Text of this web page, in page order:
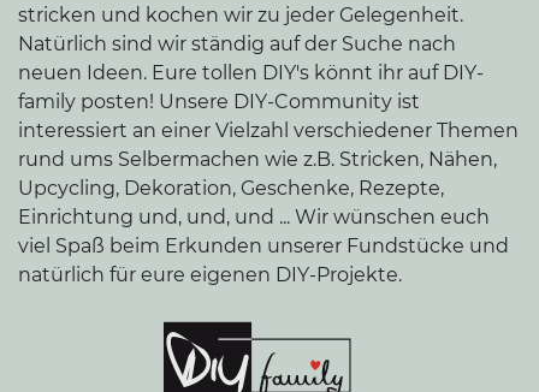
stricken und kochen wir zu jeder Gelegenheit.
Natürlich sind wir ständig auf der Suche nach
neuen Ideen. Eure tollen DIY's könnt ihr auf DIY-
family posten! Unsere DIY-Community ist
interessiert an einer Vielzahl verschiedener Themen
rund ums Selbermachen wie z.B. Stricken, Nähen,
Upcycling, Dekoration, Geschenke, Rezepte,
Einrichtung und, und, und ... Wir wünschen euch
viel Spaß beim Erkunden unserer Fundstücke und
natürlich für eure eigenen DIY-Projekte.